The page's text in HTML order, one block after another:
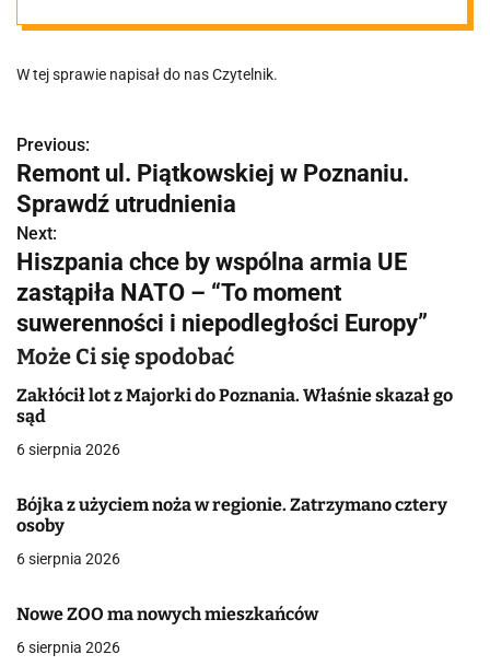
Główny-
Poznań
Górczyn
W tej sprawie napisał do nas Czytelnik.
N
a
w
i
g
a
c
j
w
p
i
s
Previous:
Remont ul. Piątkowskiej w Poznaniu.
Sprawdź utrudnienia
Next:
Hiszpania chce by wspólna armia UE
zastąpiła NATO – “To moment
suwerenności i niepodległości Europy”
Może Ci się spodobać
Zakłócił lot z Majorki do Poznania. Właśnie skazał go
sąd
6 sierpnia 2026
Bójka z użyciem noża w regionie. Zatrzymano cztery
osoby
6 sierpnia 2026
Nowe ZOO ma nowych mieszkańców
6 sierpnia 2026